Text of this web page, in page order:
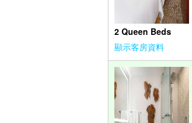
2 Queen Beds
顯示客房資料